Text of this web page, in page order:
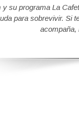
y su programa La
para sobrevivir. Si
acompaña,